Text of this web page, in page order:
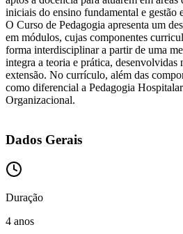
iniciais do ensino fundamental e gestão
O Curso de Pedagogia apresenta um
em módulos, cujas componentes
forma interdisciplinar a partir de uma
integra a teoria e prática, desenvolvidas
extensão. No currículo, além das
como diferencial a Pedagogia
Organizacional.
Dados Gerais
Duração
4 anos